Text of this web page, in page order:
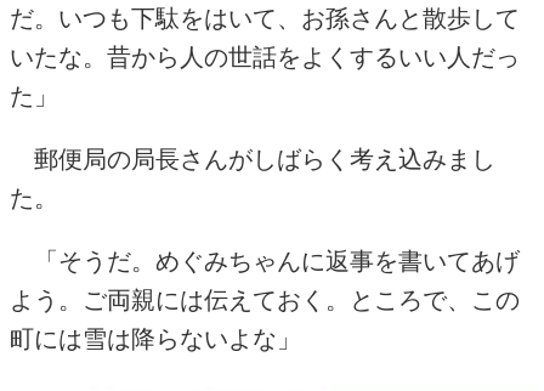
だ。いつも下駄をはいて、お孫さんと散歩して
いたな。昔から人の世話をよくするいい人だっ
た」
郵便局の局長さんがしばらく考え込みまし
た。
「そうだ。めぐみちゃんに返事を書いてあげ
よう。ご両親には伝えておく。ところで、この
町には雪は降らないよな」